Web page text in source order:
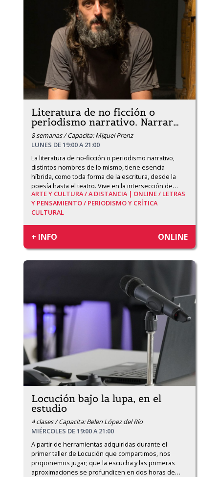
Literatura de no ficción o
periodismo narrativo. Narrar…
8 semanas / Capacita: Miguel Prenz
LUNES DE 19:00 A 21:00
La literatura de no-ficción o periodismo narrativo,
distintos nombres de lo mismo, tiene esencia
híbrida, como toda forma de la escritura, desde la
poesía hasta el teatro. Vive en la intersección de…
ARTE Y CULTURA /A DISTANCIA | ONLINE / LETRAS
Y PENSAMIENTO / PERIODISMO Y CRÍTICA
CULTURAL
+ INFO ONLINE
Locución bajo la lupa, en el
estudio
4 clases / Capacita: Belen López del Río
MIÉRCOLES DE 19:00 A 21:00
A partir de herramientas adquiridas durante el
primer taller de Locución que compartimos, nos
proponemos jugar; que la escucha y las primeras
aproximaciones se profundicen en dos horas de…